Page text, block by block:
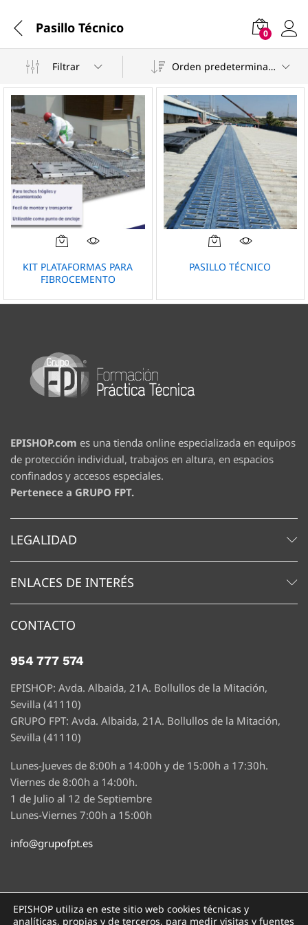
Pasillo Técnico 0
Filtrar Orden predeterminado
KIT PLATAFORMAS PARA
FIBROCEMENTO
PASILLO TÉCNICO
EPISHOP.com es una tienda online especializada en equipos
de protección individual, trabajos en altura, en espacios
confinados y accesos especiales.
Pertenece a GRUPO FPT.
LEGALIDAD
ENLACES DE INTERÉS
CONTACTO
954 777 574
EPISHOP: Avda. Albaida, 21A. Bollullos de la Mitación,
Sevilla (41110)
GRUPO FPT: Avda. Albaida, 21A. Bollullos de la Mitación,
Sevilla (41110)
Lunes-Jueves de 8:00h a 14:00h y de 15:00h a 17:30h.
Viernes de 8:00h a 14:00h.
1 de Julio al 12 de Septiembre
Lunes-Viernes 7:00h a 15:00h
info@grupofpt.es
EPISHOP utiliza en este sitio web cookies técnicas y
analíticas, propias y de terceros, para medir visitas y fuentes